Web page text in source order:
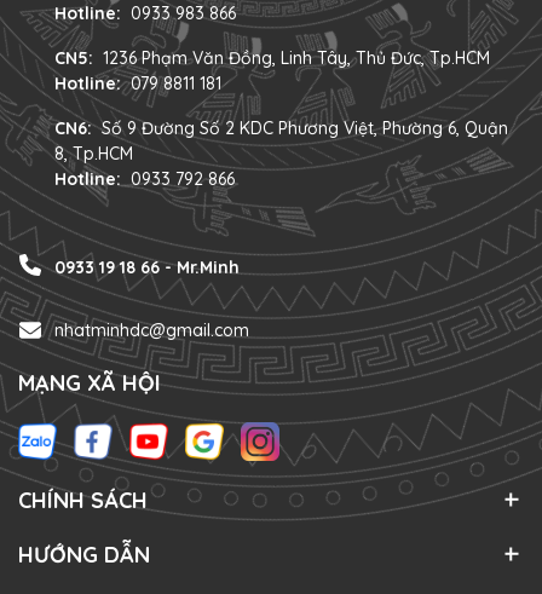
Hotline: 0933 983 866
CN5: 1236 Phạm Văn Đồng, Linh Tây, Thủ Đức, Tp.HCM
Hotline: 079 8811 181
CN6: Số 9 Đường Số 2 KDC Phương Việt, Phường 6, Quận
8, Tp.HCM
Hotline: 0933 792 866
0933 19 18 66 - Mr.Minh
nhatminhdc@gmail.com
MẠNG XÃ HỘI
CHÍNH SÁCH
HƯỚNG DẪN